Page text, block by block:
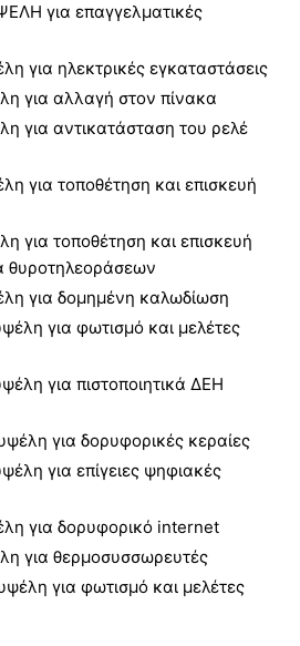
για επαγγελματικές
για ηλεκτρικές εγκαταστάσεις
για αλλαγή στον πίνακα
για αντικατάσταση του ρελέ
για τοποθέτηση και επισκευή
για τοποθέτηση και επισκευή
θυροτηλεοράσεων
για δομημένη καλωδίωση
για φωτισμό και μελέτες
για πιστοποιητικά ΔΕΗ
για δορυφορικές κεραίες
για επίγειες ψηφιακές
για δορυφορικό internet
για θερμοσυσσωρευτές
για φωτισμό και μελέτες